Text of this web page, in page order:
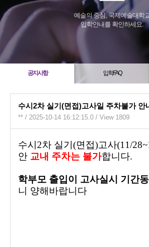
예술의 중심, 국제예술대학
입학안내를 확인하세요.
공지사항 입학FAQ
수시2차 실기(면접)고사일 주차불가 안
** / 2025-10-14 16:12:15.0 / View 1809
수시2차 실기(면접)고사(11/
안 교내 주차는 불가합니다.
학부모 출입이 고사실시 기간
니 양해바랍니다